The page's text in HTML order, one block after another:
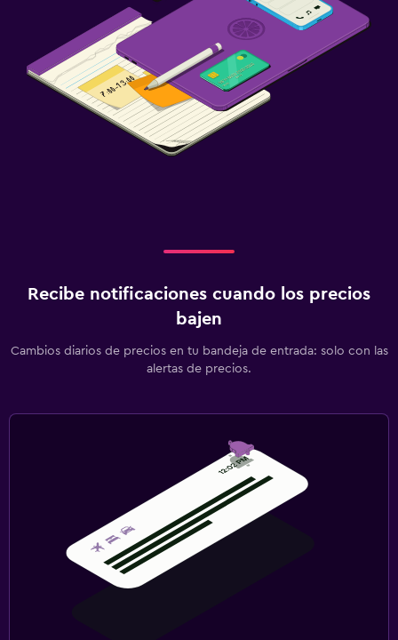
Recibe notificaciones cuando los precios
bajen
Cambios diarios de precios en tu bandeja de entrada: solo con las
alertas de precios.